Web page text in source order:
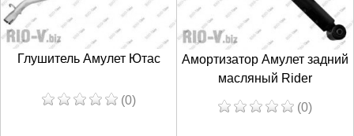
Глушитель Амулет Ютас
(0)
Амортизатор Амулет задний
масляный Rider
(0)